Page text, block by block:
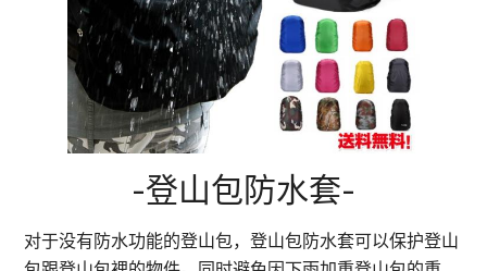
-登山包防水套-
对于没有防水功能的登山包，登山包防水套可以保护登山